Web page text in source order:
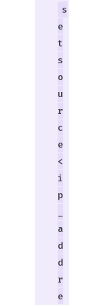
s
e
t
s
o
u
r
c
e
<
i
p
a
d
d
r
e